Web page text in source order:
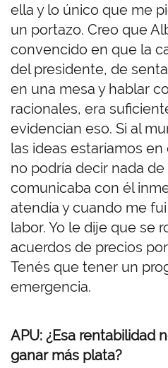
ella y lo único que me
un portazo. Creo que
convencido en que la
del presidente, de
en una mesa y hablar
racionales, era
evidencian eso. Si al
las ideas estaríamos
no podría decir nada
comunicaba con él
atendía y cuando me
labor. Yo le dije que se
acuerdos de precios
Tenés que tener un
emergencia.
APU: ¿Esa rentabilidad
ganar más plata?